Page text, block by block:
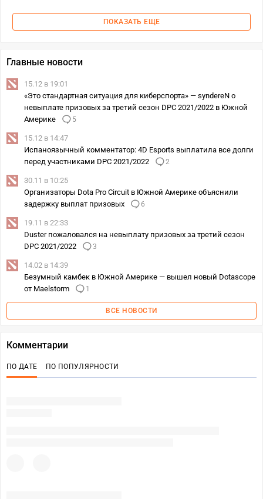
ПОКАЗАТЬ ЕЩЕ
Главные новости
15.12 в 19:01
«Это стандартная ситуация для киберспорта» — syndereN о
невыплате призовых за третий сезон DPC 2021/2022 в Южной
Америке
5
15.12 в 14:47
Испаноязычный комментатор: 4D Esports выплатила все долги
перед участниками DPC 2021/2022
2
30.11 в 10:25
Организаторы Dota Pro Circuit в Южной Америке объяснили
задержку выплат призовых
6
19.11 в 22:33
Duster пожаловался на невыплату призовых за третий сезон
DPC 2021/2022
3
14.02 в 14:39
Безумный камбек в Южной Америке — вышел новый Dotascope
от Maelstorm
1
ВСЕ НОВОСТИ
Комментарии
ПО ДАТЕ ПО ПОПУЛЯРНОСТИ